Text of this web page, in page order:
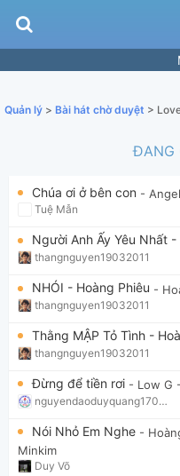
Tìm theo hợp âm
Yêu cầu hợp âm
Khóa học
Tắt quảng cáo
Quản lý > Bài hát chờ duyệt >
ĐANG
Chúa ơi ở bên con -
Tuệ Mẫn
Người Anh Ấy Yêu Nhất -
thangnguyen19032011
NHÓI - Hoàng Phiêu -
thangnguyen19032011
Thằng MẬP Tỏ Tình -
thangnguyen19032011
Đừng để tiền rơi - Low G
nguyendaoduyquang17021
Nói Nhỏ Em Nghe -
Minkim
Duy Võ